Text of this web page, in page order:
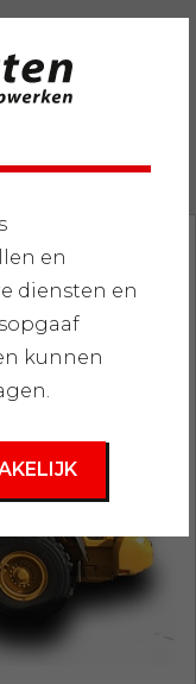
» Verhuur
en
diensten en
kunnen